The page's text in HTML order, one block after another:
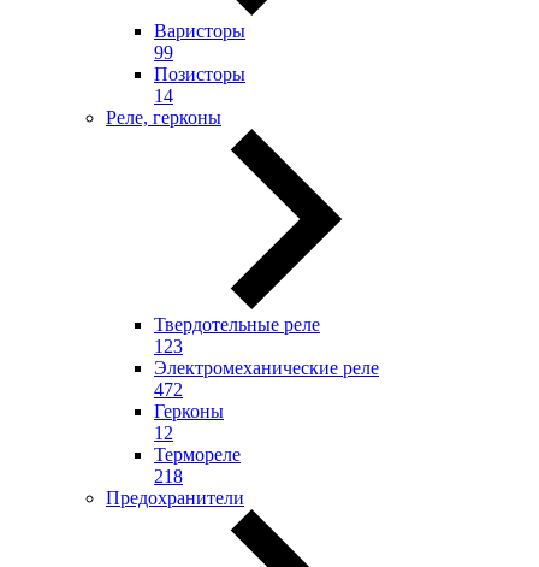
Варисторы
99
Позисторы
14
Реле, герконы
Твердотельные реле
123
Электромеханические реле
472
Герконы
12
Термореле
218
Предохранители